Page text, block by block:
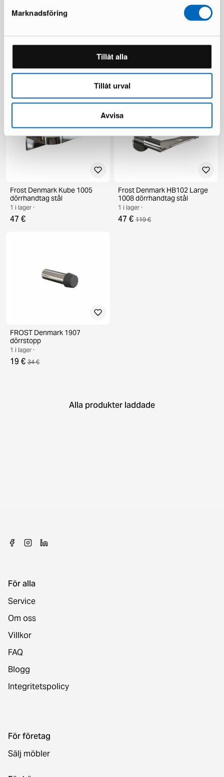
Marknadsföring
Tillåt alla
Tillåt urval
Avvisa
Frost Denmark Kube 1004
47 €
Frost Denmark Kube 1005
dörrhandtag stål
47 €
Frost Denmark Kube 1005
dörrhandtag stål
1 i lager ·
47 €
Frost Denmark HB102 Large
1008 dörrhandtag stål
1 i lager ·
47 € 119 €
FROST Denmark 1907
dörrstopp
1 i lager ·
19 € 34 €
Alla produkter laddade
För alla
Service
Om oss
Villkor
FAQ
Blogg
Integritetspolicy
För företag
Sälj möbler